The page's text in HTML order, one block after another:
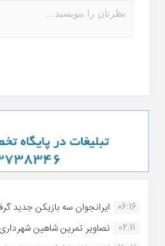
06:16 ایرانجوان سه بازیکن جدید
02:11
تصاویر تمرین شاهین